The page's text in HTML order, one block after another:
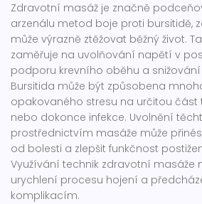
Zdravotní masáž je značně
arzenálu metod boje proti bursitidě,
může výrazně ztěžovat běžný život.
zaměřuje na uvolňování napětí v
podporu krevního oběhu a
Bursitida může být způsobena
opakovaného stresu na určitou část
nebo dokonce infekce. Uvolnění
prostřednictvím masáže může
od bolesti a zlepšit funkčnost
Využívání technik zdravotní masáže
urychlení procesu hojení a
komplikacím.